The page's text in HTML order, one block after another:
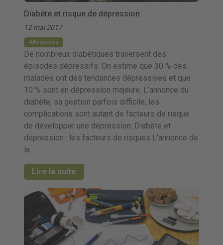
Diabète et risque de dépression
12 mai 2017
Actualités
De nombreux diabétiques traversent des
épisodes dépressifs. On estime que 30 % des
malades ont des tendances dépressives et que
10 % sont en dépression majeure. L’annonce du
diabète, sa gestion parfois difficile, les
complications sont autant de facteurs de risque
de développer une dépression. Diabète et
dépression : les facteurs de risques L’annonce de
la …
Lire la suite